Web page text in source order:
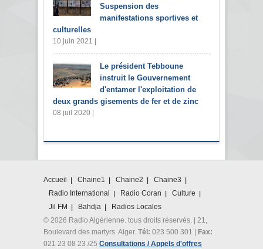
Suspension des
manifestations sportives et
culturelles
10 juin 2021 |
Le président Tebboune
instruit le Gouvernement
d'entamer l'exploitation de
deux grands gisements de fer et de zinc
08 juil 2020 |
Accueil Chaine1 Chaine2
Chaine3
Radio International
Radio Coran
Culture
Jil FM
Bahdja
Radios Locales
© 2026 Radio Algérienne. tous droits réservés. | 21,
Boulevard des martyrs. Alger. Tél: 023 500 301 |
Fax:
021 23 08 23 /25 Consultations / Appels d'offres